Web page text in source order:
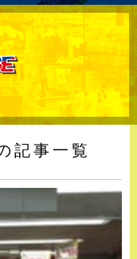
記事一覧